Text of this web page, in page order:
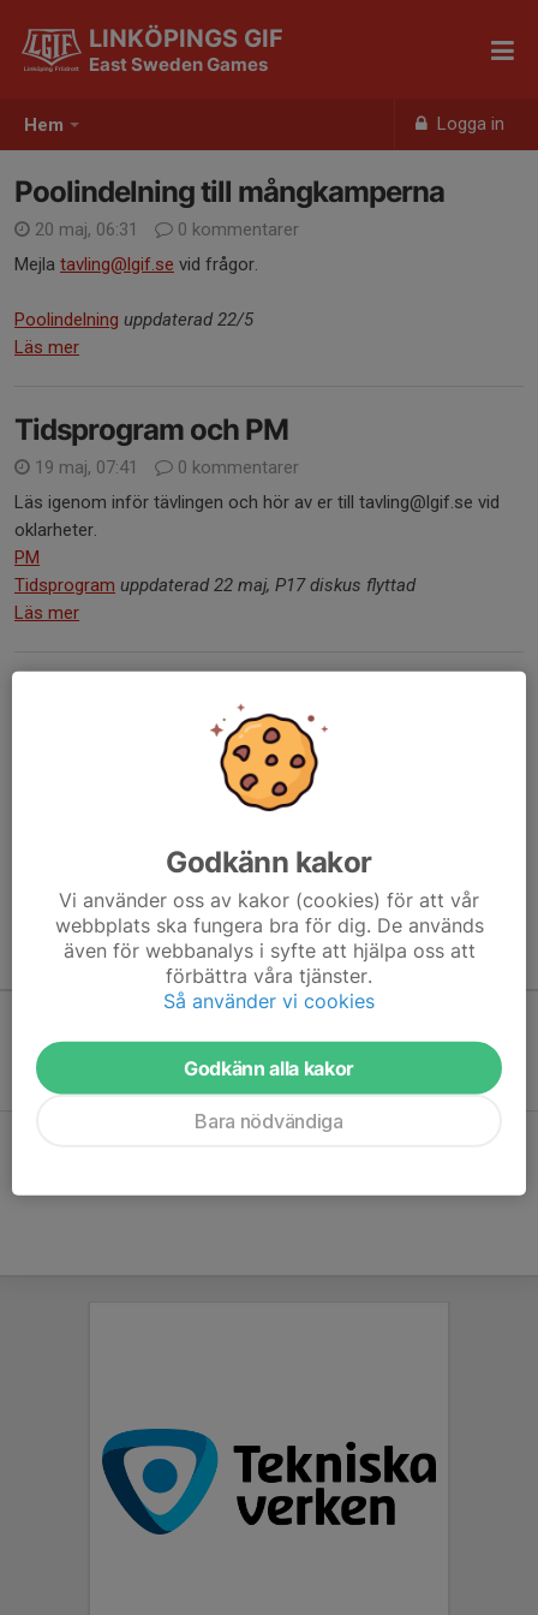
Hem Logga in
LINKÖPINGS GIF
East Sweden Games
Poolindelning till mångkamperna
20 maj, 06:31
0 kommentarer
Mejla tavling@lgif.se vid frågor.
Poolindelning uppdaterad 22/5
Läs mer
Tidsprogram och PM
19 maj, 07:41
0 kommentarer
Läs igenom inför tävlingen och hör av er till tavling@lgif.se vid
oklarheter.
PM
Tidsprogram uppdaterad 22 maj, P17 diskus flyttad
Läs mer
Inbjudan East Sweden Games 2026
6 kommentarer
Härmed inbjuder Linköpings GIF till vår utomhustävling som är
Kommande aktiviteter
Godkänn kakor
Vi använder oss av kakor (cookies) för att vår
webbplats ska fungera bra för dig. De används
även för webbanalys i syfte att hjälpa oss att
förbättra våra tjänster.
Så använder vi cookies
Godkänn alla kakor
Bara nödvändiga